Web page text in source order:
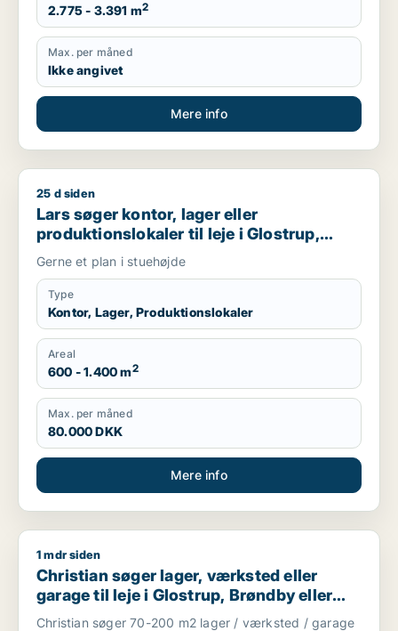
2.775 - 3.391 m2
Max. per måned
Ikke angivet
Mere info
Lars søger kontor, lager eller produktionslokaler til leje i
25 d siden
Lars søger kontor, lager eller
produktionslokaler til leje i Glostrup,
Rødovre eller Albertslund m.fl.
Gerne et plan i stuehøjde
Type
Kontor, Lager, Produktionslokaler
Areal
600 - 1.400 m2
Max. per måned
80.000 DKK
Mere info
Christian søger lager, værksted eller garage til leje i
1 mdr siden
Christian søger lager, værksted eller
garage til leje i Glostrup, Brøndby eller
Rødovre m.fl.
Christian søger 70-200 m2 lager / værksted / garage